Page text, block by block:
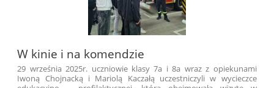
W kinie i na komendzie
29 września 2025r. uczniowie klasy 7a i 8a wraz z opiekunami
Iwoną Chojnacką i Mariolą Kaczałą uczestniczyli w wycieczce